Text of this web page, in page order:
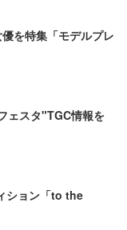
を特集「モデルプレ
ェスタ"TGC情報を
ション「to the